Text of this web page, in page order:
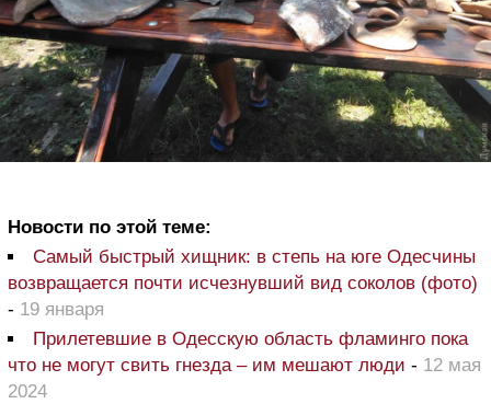
Новости по этой теме:
Самый быстрый хищник: в степь на юге Одесчины
возвращается почти исчезнувший вид соколов (фото)
- 19 января
Прилетевшие в Одесскую область фламинго пока
что не могут свить гнезда – им мешают люди - 12 мая
2024